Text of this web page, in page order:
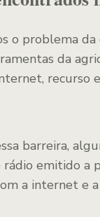
o problema da
da
recurso
barreira,
emitido a
a internet e